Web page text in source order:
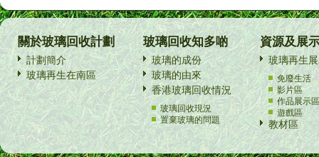
關於玻璃回收計劃
計劃簡介
玻璃再生在南區
玻璃回收知多啲
玻璃的成份
玻璃的由來
香港玻璃回收情況
玻璃回收現況
置棄玻璃的問題
資源及展
玻璃再生
免廢生活
影片區
作品展示區
遊戲區
教材區